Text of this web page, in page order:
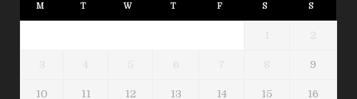
M T W T F S S
1 2
3 4 5 6 7 8 9
10 11 12 13 14 15 16